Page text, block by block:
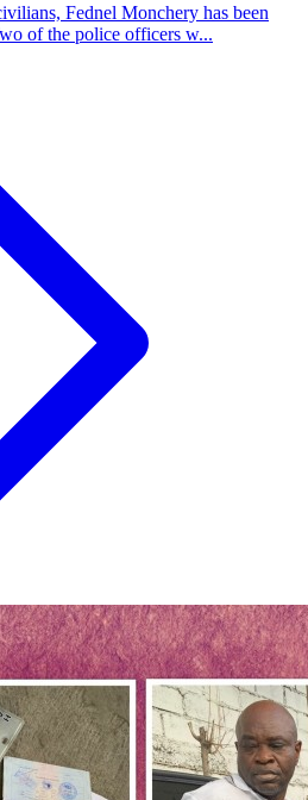
Fednel Monchery has been
of the police officers w...